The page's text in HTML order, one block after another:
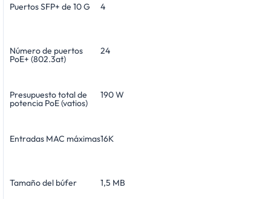
Puertos SFP+ de 10 G 4
Número de puertos
PoE+ (802.3at)
24
Presupuesto total de
potencia PoE (vatios)
190 W
Entradas MAC máximas16K
Tamaño del búfer 1,5 MB